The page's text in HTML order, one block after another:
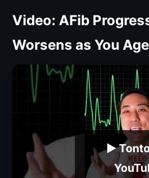
Video: AFib
Worsens as You Age
▶